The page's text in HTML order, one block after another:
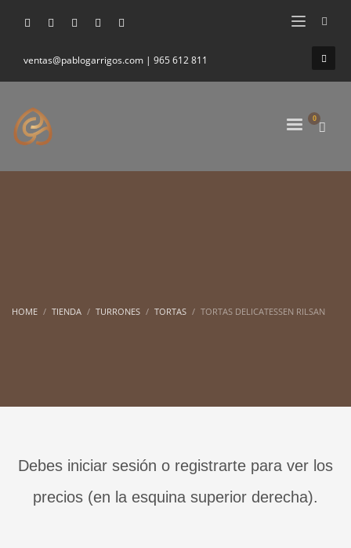
ventas@pablogarrigos.com | 965 612 811
HOME TIENDA TURRONES TORTAS TORTAS DELICATESSEN RILSAN
Debes iniciar sesión o registrarte para ver los
precios (en la esquina superior derecha).